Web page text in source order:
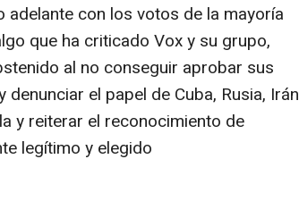
con los votos de la mayoría
que ha criticado Vox y su grupo,
al no conseguir aprobar sus
el papel de Cuba, Rusia, Irán
y reiterar el reconocimiento de
legítimo y elegido